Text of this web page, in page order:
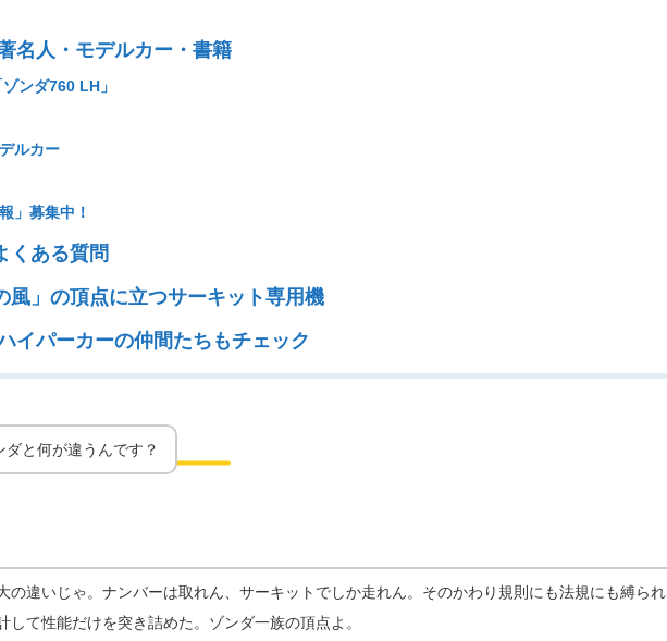
名人・モデルカー・書籍
ンダ760 LH」
ルカー
」募集中！
くある質問
風」の頂点に立つサーキット専用機
イパーカーの仲間たちもチェック
専用機
と何が違うんです？
の違いじゃ。ナンバーは取れん、サーキットでしか走れん。そのかわり規則にも法規にも縛られ
して性能だけを突き詰めた。ゾンダ一族の頂点よ。